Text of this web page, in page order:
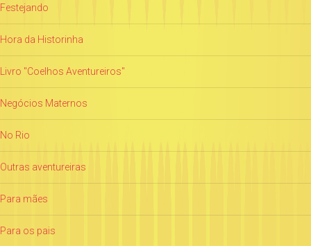
Festejando
Hora da Historinha
Livro "Coelhos Aventureiros"
Negócios Maternos
No Rio
Outras aventureiras
Para mães
Para os pais